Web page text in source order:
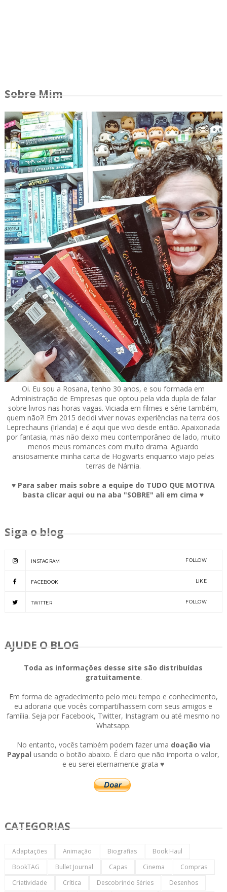
Sobre Mim
Oi. Eu sou a Rosana, tenho 30 anos, e sou formada em
Administração de Empresas que optou pela vida dupla de falar
sobre livros nas horas vagas. Viciada em filmes e série também,
quem não?! Em 2015 decidi viver novas experiências na terra dos
Leprechauns (Irlanda) e é aqui que vivo desde então. Apaixonada
por fantasia, mas não deixo meu contemporâneo de lado, muito
menos meus romances com muito drama. Aguardo
ansiosamente minha carta de Hogwarts enquanto viajo pelas
terras de Nárnia.
♥ Para saber mais sobre a equipe do TUDO QUE MOTIVA
basta clicar aqui ou na aba "SOBRE" ali em cima ♥
Siga o blog
INSTAGRAM FOLLOW
FACEBOOK LIKE
TWITTER FOLLOW
AJUDE O BLOG
Toda as informações desse site são distribuídas
gratuitamente.
Em forma de agradecimento pelo meu tempo e conhecimento,
eu adoraria que vocês compartilhassem com seus amigos e
família. Seja por Facebook, Twitter, Instagram ou até mesmo no
Whatsapp.
No entanto, vocês também podem fazer uma doação via
Paypal usando o botão abaixo. É claro que não importa o valor,
e eu serei eternamente grata ♥
CATEGORIAS
Adaptações Animação Biografias
Book Haul
BookTAG
Bullet Journal Capas Cinema
Compras
Criatividade
Crítica Descobrindo Séries Desenhos